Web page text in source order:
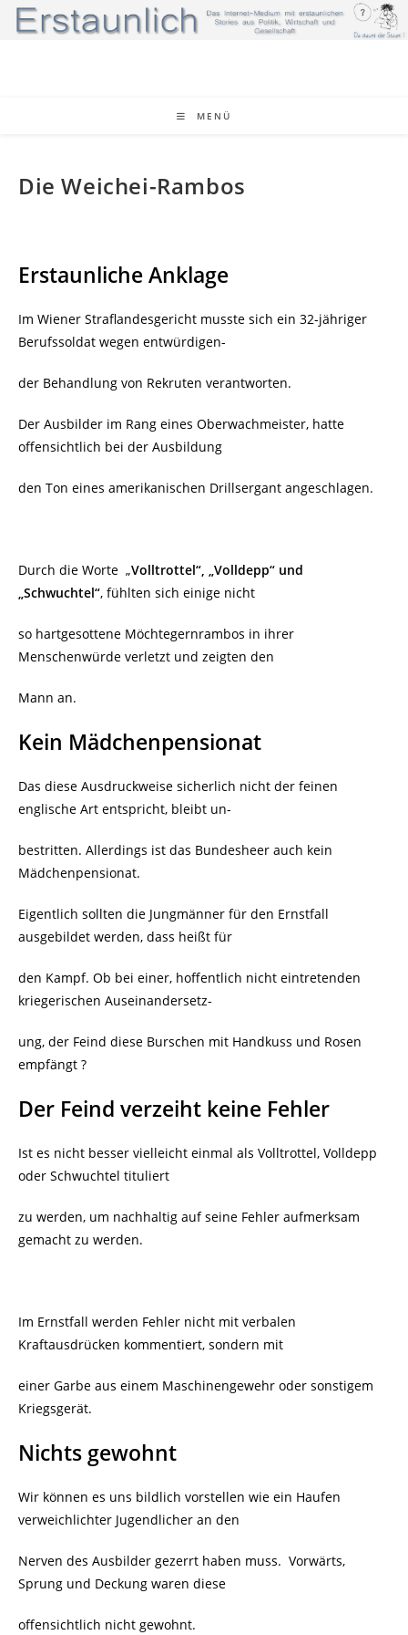
Zum
Inhalt
MENÜ
Die Weichei-Rambos
Erstaunliche Anklage
Im Wiener Straflandesgericht musste sich ein 32-jähriger
Berufssoldat wegen entwürdigen-
der Behandlung von Rekruten verantworten.
Der Ausbilder im Rang eines Oberwachmeister, hatte
offensichtlich bei der Ausbildung
den Ton eines amerikanischen Drillsergant angeschlagen.
Durch die Worte „Volltrottel“, „Volldepp“ und
„Schwuchtel“, fühlten sich einige nicht
so hartgesottene Möchtegernrambos in ihrer
Menschenwürde verletzt und zeigten den
Mann an.
Kein Mädchenpensionat
Das diese Ausdruckweise sicherlich nicht der feinen
englische Art entspricht, bleibt un-
bestritten. Allerdings ist das Bundesheer auch kein
Mädchenpensionat.
Eigentlich sollten die Jungmänner für den Ernstfall
ausgebildet werden, dass heißt für
den Kampf. Ob bei einer, hoffentlich nicht eintretenden
kriegerischen Auseinandersetz-
ung, der Feind diese Burschen mit Handkuss und Rosen
empfängt ?
Der Feind verzeiht keine Fehler
Ist es nicht besser vielleicht einmal als Volltrottel, Volldepp
oder Schwuchtel tituliert
zu werden, um nachhaltig auf seine Fehler aufmerksam
gemacht zu werden.
Im Ernstfall werden Fehler nicht mit verbalen
Kraftausdrücken kommentiert, sondern mit
einer Garbe aus einem Maschinengewehr oder sonstigem
Kriegsgerät.
Nichts gewohnt
Wir können es uns bildlich vorstellen wie ein Haufen
verweichlichter Jugendlicher an den
Nerven des Ausbilder gezerrt haben muss. Vorwärts,
Sprung und Deckung waren diese
offensichtlich nicht gewohnt.